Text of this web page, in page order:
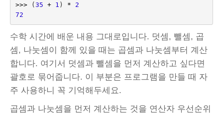
>>> (35 + 1 ) *
2
72
수학 시간에 배운 내용 그대로입니다. 덧셈, 뺄셈, 곱
셈, 나눗셈이 함께 있을 때는 곱셈과 나눗셈부터 계산
합니다. 여기서 덧셈과 뺄셈을 먼저 계산하고 싶다면
괄호로 묶어줍니다. 이 부분은 프로그램을 만들 때 자
주 사용하니 꼭 기억해두세요.
곱셈과 나눗셈을 먼저 계산하는 것을 연산자 우선순위